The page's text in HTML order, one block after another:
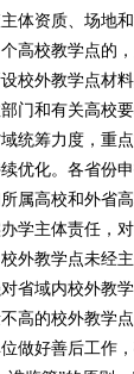
体资质、场地
高校教学点的
校外教学点材
门和有关高校
统筹力度，重
优化。各省份
属高校和外省
学主体责任，
外教学点未经
省域内校外教
高的校外教学
做好善后工作